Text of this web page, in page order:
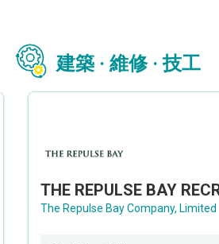
建築 · 維修 · 技工
The Repulse Bay Company, Limited